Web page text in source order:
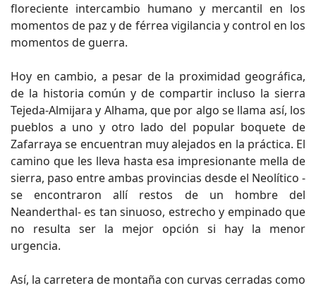
floreciente intercambio humano y mercantil en los
momentos de paz y de férrea vigilancia y control en los
momentos de guerra.
Hoy en cambio, a pesar de la proximidad geográfica,
de la historia común y de compartir incluso la sierra
Tejeda-Almijara y Alhama, que por algo se llama así, los
pueblos a uno y otro lado del popular boquete de
Zafarraya se encuentran muy alejados en la práctica. El
camino que les lleva hasta esa impresionante mella de
sierra, paso entre ambas provincias desde el Neolítico -
se encontraron allí restos de un hombre del
Neanderthal- es tan sinuoso, estrecho y empinado que
no resulta ser la mejor opción si hay la menor
urgencia.
Así, la carretera de montaña con curvas cerradas como